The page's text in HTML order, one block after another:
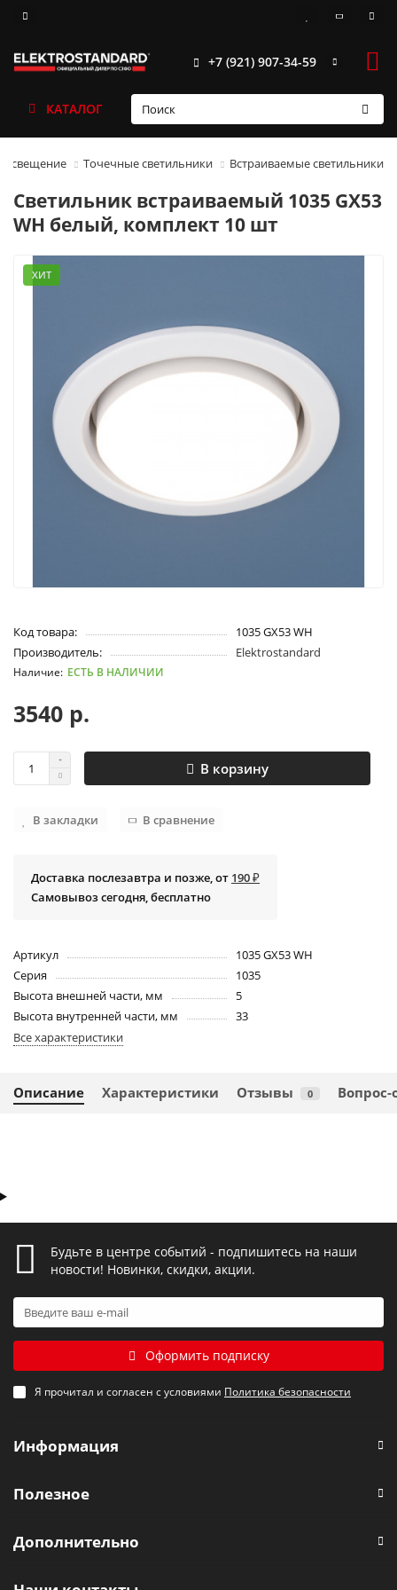
+7 (921) 907-34-59
КАТАЛОГ
освещение Точечные светильники Встраиваемые светильники
Светильник встраиваемый 1035 GX53
WH белый, комплект 10 шт
ХИТ
Код товара:
1035 GX53 WH
Производитель:
Elektrostandard
ЕСТЬ В НАЛИЧИИ
3540 р.
В корзину
В закладки В сравнение
Доставка послезавтра и позже, от 190 ₽
Самовывоз сегодня, бесплатно
Артикул
1035 GX53 WH
Серия
1035
Высота внешней части, мм
5
Высота внутренней части, мм
33
Все характеристики
Описание Характеристики Отзывы 0 Вопрос-
Будьте в центре событий - подпишитесь на наши
новости! Новинки, скидки, акции.
Оформить подписку
Я прочитал и согласен с условиями Политика безопасности
Информация
Полезное
Дополнительно